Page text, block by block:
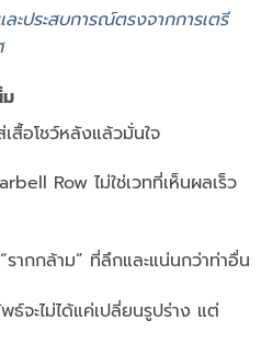
ะประสบการณ์ตรงจากการเตรี
สื้อโชว์หลังแล้วมั่นใจ
Row ไม่ใช่เวทที่เห็นผลเร็ว
ากกล้าม” ที่ลึกและแน่นกว่าท่าอื่น
จะไม่ได้แค่เปลี่ยนรูปร่าง แต่